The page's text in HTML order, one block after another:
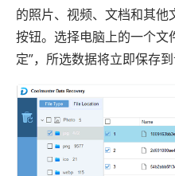
的照片、视频、文档和其他
按钮。选择电脑上的一个文
定”，所选数据将立即保存到